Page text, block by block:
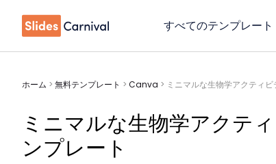
すべてのテンプレート
ホーム > 無料テンプレート > Canva > ミニマルな生物学アクティ
ミニマルな生物学アクテ
ンプレート